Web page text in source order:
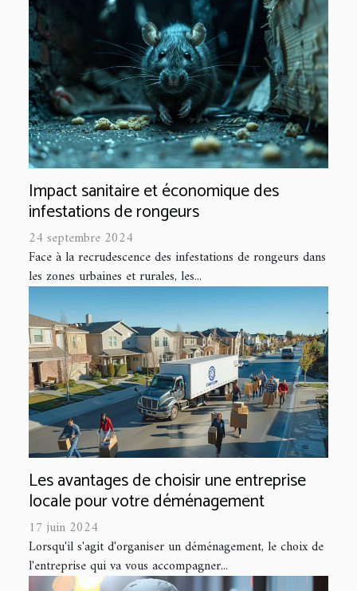
Impact sanitaire et économique des
infestations de rongeurs
24 septembre 2024
Face à la recrudescence des infestations de rongeurs dans
les zones urbaines et rurales, les...
Les avantages de choisir une entreprise
locale pour votre déménagement
17 juin 2024
Lorsqu'il s'agit d'organiser un déménagement, le choix de
l'entreprise qui va vous accompagner...